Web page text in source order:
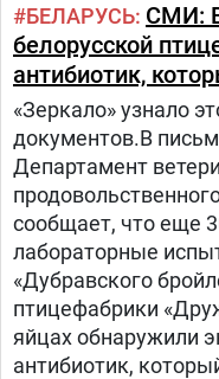
БЕЛАРУСЬ СМИ:
белорусской
антибиотик,
«Зеркало» узнало
документов.В
Департамент
сообщает, что еще
лабораторные
«Дубравского
птицефабрики
яйцах обнаружили
антибиотик,